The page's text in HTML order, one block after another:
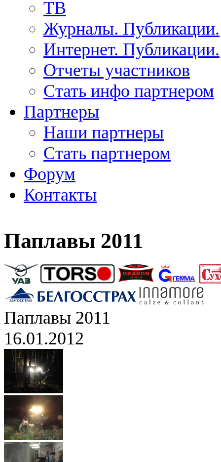
ТВ
Журналы. Публикации.
Интернет. Публикации.
Отчеты участников
Стать инфо партнером
Партнеры
Наши партнеры
Стать партнером
Форум
Контакты
Паплавы 2011
Паплавы 2011
16.01.2012